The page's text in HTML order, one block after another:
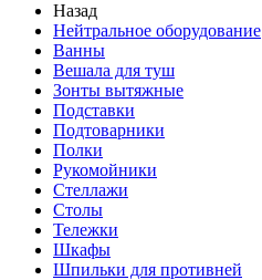
Назад
Нейтральное оборудование
Ванны
Вешала для туш
Зонты вытяжные
Подставки
Подтоварники
Полки
Рукомойники
Стеллажи
Столы
Тележки
Шкафы
Шпильки для противней